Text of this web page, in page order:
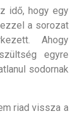
idő, hogy egy
a sorozat
Ahogy
egyre
sodornak
riad vissza a